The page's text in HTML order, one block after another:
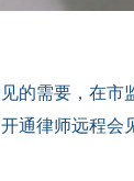
的需要，在市
通律师远程会